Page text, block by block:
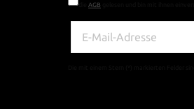
AGB